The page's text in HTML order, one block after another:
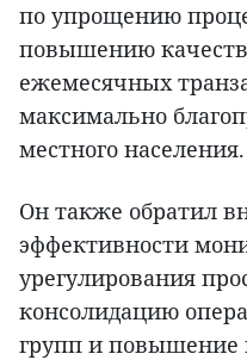
по упрощению
повышению
ежемесячных
максимально
местного населения.
Он также обратил
эффективности
урегулирования
консолидацию
групп и повышение